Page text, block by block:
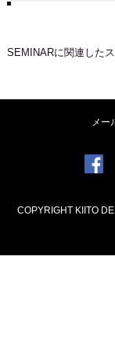
SEMINARに関連した
メー
COPYRIGHT KIITO